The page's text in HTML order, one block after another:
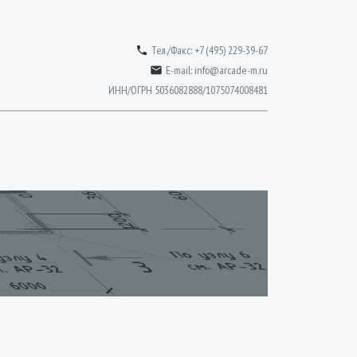
 Тел./Факс: +7 (495) 229-39-67
 E-mail: info@arcade-m.ru
ИНН/ОГРН 5036082888/1075074008481